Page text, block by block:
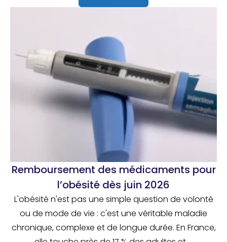
Remboursement des médicaments pour
l’obésité dès juin 2026
L'obésité n'est pas une simple question de volonté
ou de mode de vie : c'est une véritable maladie
chronique, complexe et de longue durée. En France,